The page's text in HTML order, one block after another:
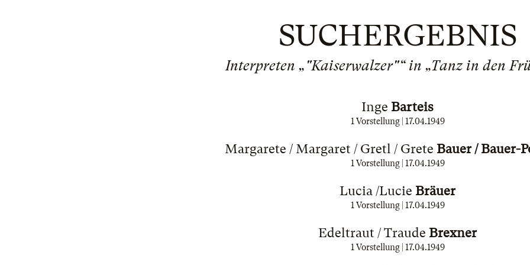
SUCHERGEBNIS
Interpreten „"Kaiserwalzer"“ in „Tanz in den
Inge Barteis
1 Vorstellung | 17.04.1949
Margarete / Margaret / Gretl / Grete Bauer / Bauer-
1 Vorstellung | 17.04.1949
Lucia /Lucie Bräuer
1 Vorstellung | 17.04.1949
Edeltraut / Traude Brexner
1 Vorstellung | 17.04.1949